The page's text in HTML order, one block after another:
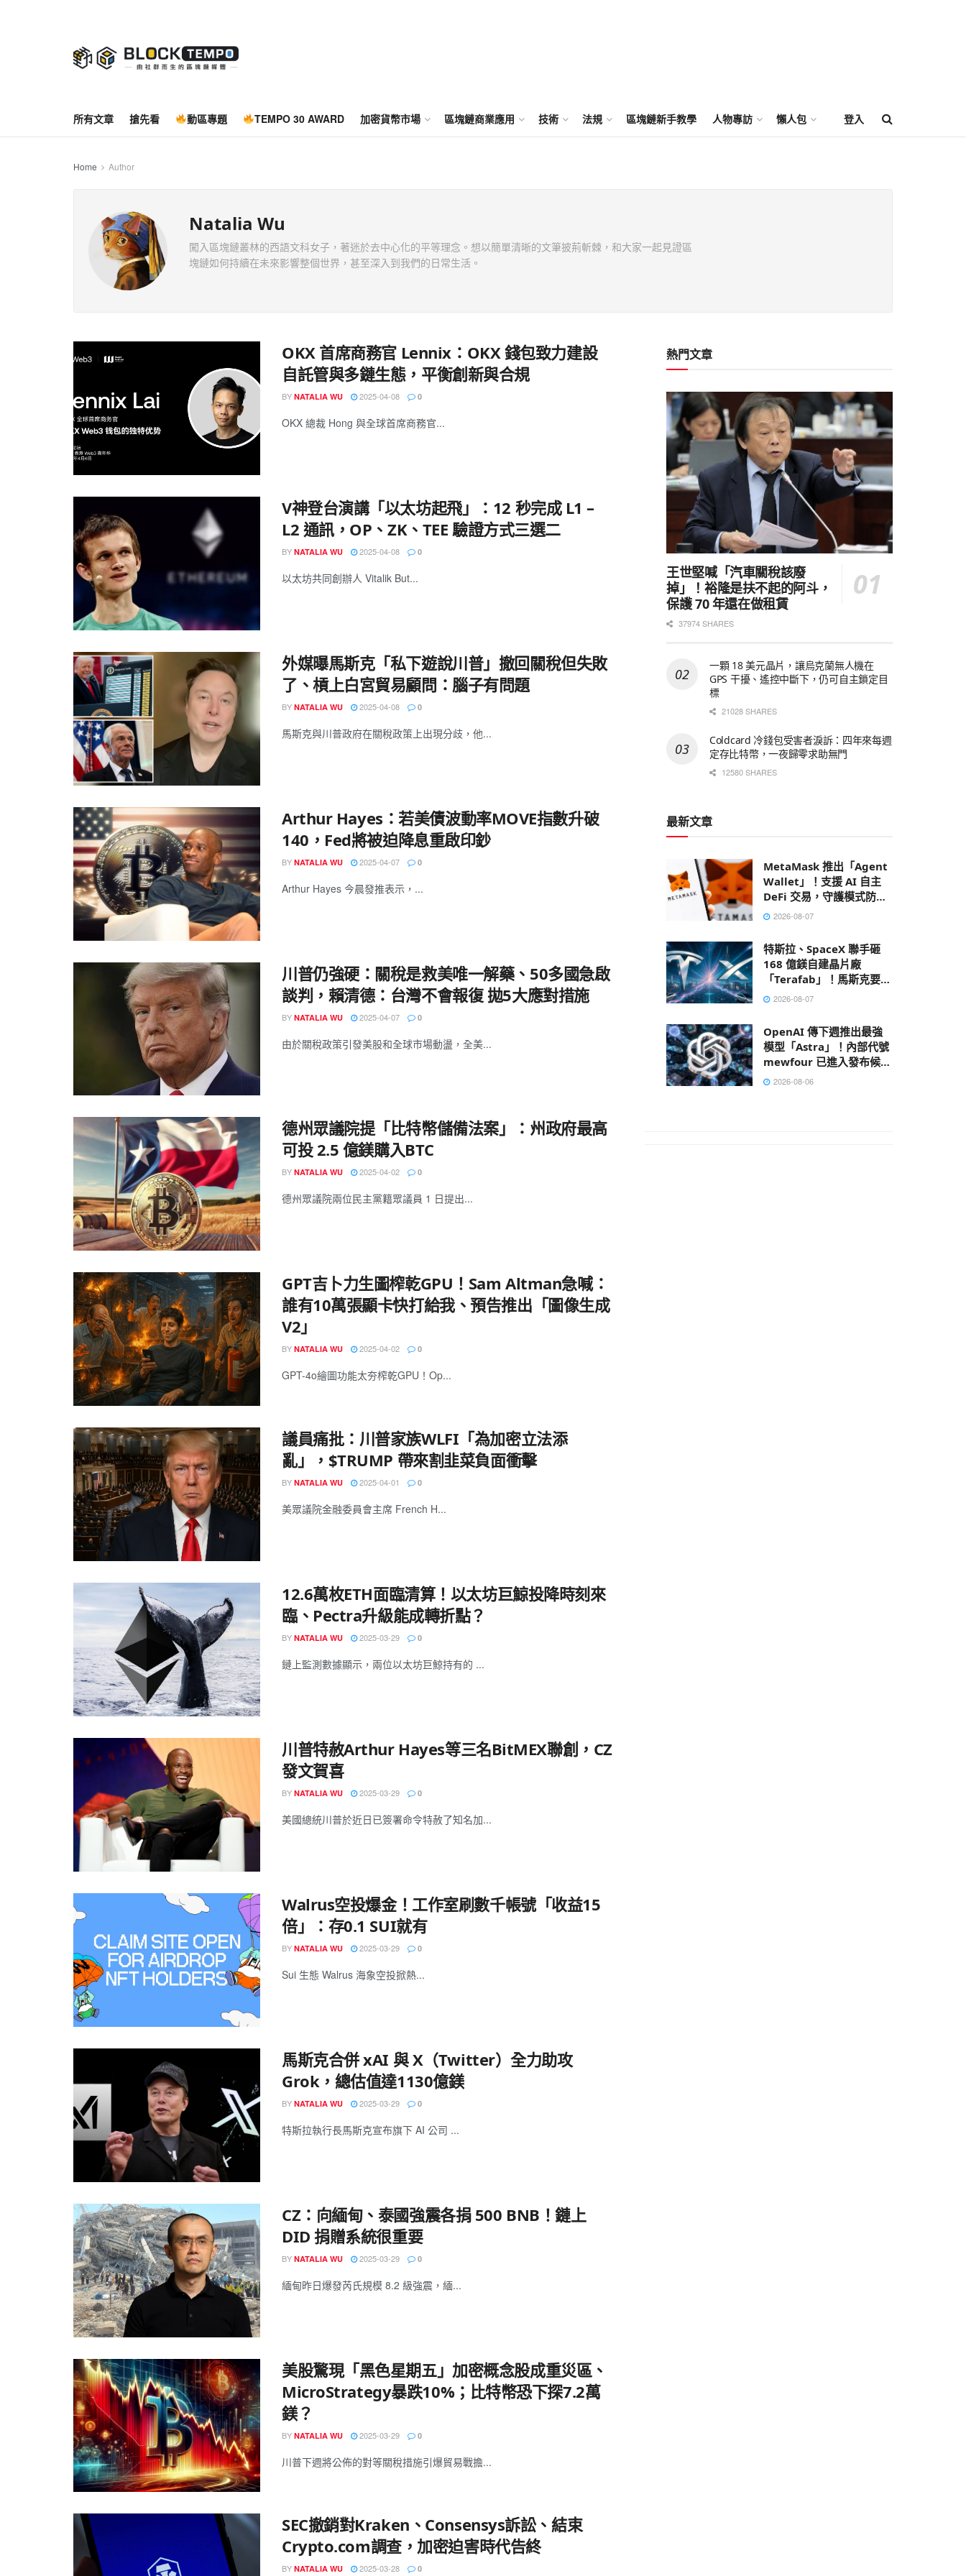
所有文章 搶先看 動區專題 TEMPO 30 AWARD 加密貨幣市場 區塊鏈商業應用 技術 法規 區塊鏈新手教學 人物專訪 懶人包 登入
Home Author
Natalia Wu
闖入區塊鏈叢林的西語文科女子，著迷於去中心化的平等理念。想以簡單清晰的文筆披荊斬棘，和大家一起見證區
塊鏈如何持續在未來影響整個世界，甚至深入到我們的日常生活。
OKX 首席商務官 Lennix：OKX 錢包致力建設
自託管與多鏈生態，平衡創新與合規
BY NATALIA WU 2025-04-08 0
OKX 總裁 Hong 與全球首席商務官...
V神登台演講「以太坊起飛」：12 秒完成 L1 –
L2 通訊，OP、ZK、TEE 驗證方式三選二
BY NATALIA WU 2025-04-08 0
以太坊共同創辦人 Vitalik But...
外媒曝馬斯克「私下遊說川普」撤回關稅但失敗
了、槓上白宮貿易顧問：腦子有問題
BY NATALIA WU 2025-04-08 0
馬斯克與川普政府在關稅政策上出現分歧，他...
Arthur Hayes：若美債波動率MOVE指數升破
140，Fed將被迫降息重啟印鈔
BY NATALIA WU 2025-04-07 0
Arthur Hayes 今晨發推表示，...
川普仍強硬：關稅是救美唯一解藥、50多國急啟
談判，賴清德：台灣不會報復 拋5大應對措施
BY NATALIA WU 2025-04-07 0
由於關稅政策引發美股和全球市場動盪，全美...
德州眾議院提「比特幣儲備法案」：州政府最高
可投 2.5 億鎂購入BTC
BY NATALIA WU 2025-04-02 0
德州眾議院兩位民主黨籍眾議員 1 日提出...
GPT吉卜力生圖榨乾GPU！Sam Altman急喊：
誰有10萬張顯卡快打給我、預告推出「圖像生成
V2」
BY NATALIA WU 2025-04-02 0
GPT-4o繪圖功能太夯榨乾GPU！Op...
議員痛批：川普家族WLFI「為加密立法添
亂」，$TRUMP 帶來割韭菜負面衝擊
BY NATALIA WU 2025-04-01 0
美眾議院金融委員會主席 French H...
12.6萬枚ETH面臨清算！以太坊巨鯨投降時刻來
臨、Pectra升級能成轉折點？
BY NATALIA WU 2025-03-29 0
鏈上監測數據顯示，兩位以太坊巨鯨持有的 ...
川普特赦Arthur Hayes等三名BitMEX聯創，CZ
發文賀喜
BY NATALIA WU 2025-03-29 0
美國總統川普於近日已簽署命令特赦了知名加...
Walrus空投爆金！工作室刷數千帳號「收益15
倍」：存0.1 SUI就有
BY NATALIA WU 2025-03-29 0
Sui 生態 Walrus 海象空投掀熱...
馬斯克合併 xAI 與 X（Twitter）全力助攻
Grok，總估值達1130億鎂
BY NATALIA WU 2025-03-29 0
特斯拉執行長馬斯克宣布旗下 AI 公司 ...
CZ：向緬甸、泰國強震各捐 500 BNB！鏈上
DID 捐贈系統很重要
BY NATALIA WU 2025-03-29 0
緬甸昨日爆發芮氏規模 8.2 級強震，緬...
美股驚現「黑色星期五」加密概念股成重災區、
MicroStrategy暴跌10%；比特幣恐下探7.2萬
鎂？
BY NATALIA WU 2025-03-29 0
川普下週將公佈的對等關稅措施引爆貿易戰擔...
SEC撤銷對Kraken、Consensys訴訟、結束
Crypto.com調查，加密迫害時代告終
BY NATALIA WU 2025-03-28 0
熱門文章
王世堅喊「汽車關稅該廢
掉」！裕隆是扶不起的阿斗，
保護 70 年還在做租賃
37974 SHARES
一顆 18 美元晶片，讓烏克蘭無人機在
GPS 干擾、遙控中斷下，仍可自主鎖定目
標
21028 SHARES
Coldcard 冷錢包受害者淚訴：四年來每週
定存比特幣，一夜歸零求助無門
12580 SHARES
最新文章
MetaMask 推出「Agent
Wallet」！支援 AI 自主
DeFi 交易，守護模式防禦
鏈上風險
2026-08-07
特斯拉、SpaceX 聯手砸
168 億鎂自建晶片廠
「Terafab」！馬斯克要打
造地表最大建築
2026-08-07
OpenAI 傳下週推出最強
模型「Astra」！內部代號
mewfour 已進入發布候選
階段2026-08-06